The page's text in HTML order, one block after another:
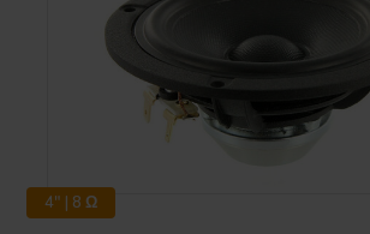
4" | 8 Ω